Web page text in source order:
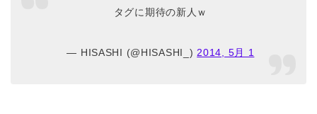
タグに期待の新人ｗ
— HISASHI (@HISASHI_)2014, 5月 1